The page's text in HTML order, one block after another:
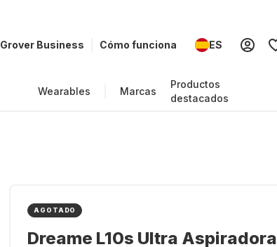
Grover Business Cómo funciona ES
Wearables Marcas
Productos
destacados
AGOTADO
Dreame L10s Ultra Aspiradora